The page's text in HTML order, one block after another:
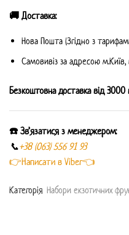
🚚 Доставка:
Нова Пошта (Згідно з
Самовивіз за адресою
Безкоштовна доставка від 3000
☎️ Зв’язатися з менеджером:
📞+38 (063) 556 91 93
👉Написати в Viber👈
Категорiя Набори екзотичних